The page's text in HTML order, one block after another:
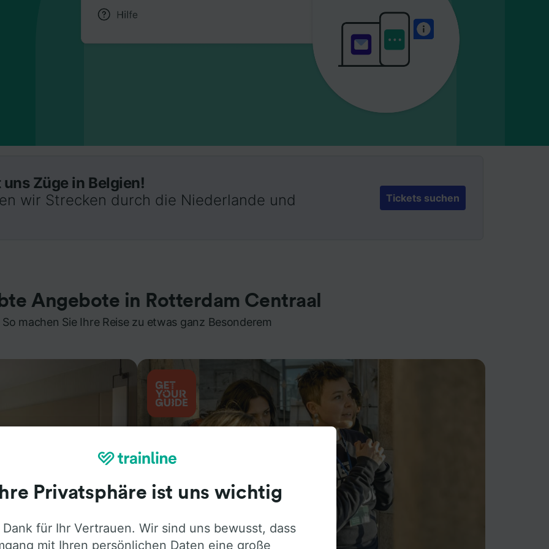
Züge in Belgien!
wir Strecken durch die Niederlande und
Tickets suchen
Angebote in Rotterdam Centraal
So machen Sie Ihre Reise zu etwas ganz Besonderem
Ihre Privatsphäre ist uns wichtig
für Ihr Vertrauen. Wir sind uns bewusst, dass
mit Ihren persönlichen Daten eine große